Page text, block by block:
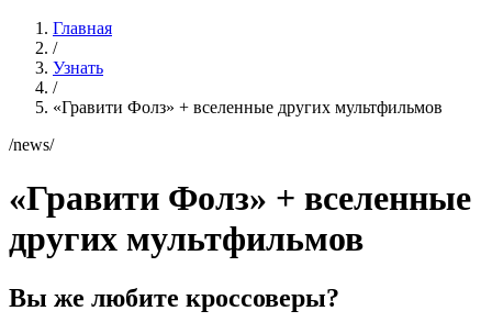
Главная
/
Узнать
/
«Гравити Фолз» + вселенные других мультфильмов
/news/
«Гравити Фолз» + вселенные
других мультфильмов
Вы же любите кроссоверы?